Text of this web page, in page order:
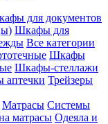
для документов
Шкафы для
Все категории
Шкафы
Шкафы-стеллажи
Трейзеры
Матрасы Системы
матрасы Одеяла и